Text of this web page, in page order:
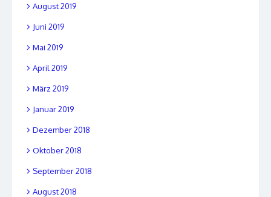
August 2019
Juni 2019
Mai 2019
April 2019
März 2019
Januar 2019
Dezember 2018
Oktober 2018
September 2018
August 2018